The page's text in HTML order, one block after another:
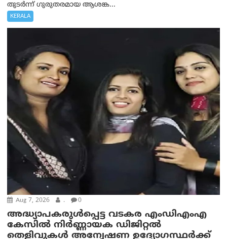
തുടർന്ന് ഗുരുതരമായ ആശങ്ക...
KERALA
Aug 7, 2026 . 0
അദ്ധ്യാപകരുള്‍പ്പെട്ട വടകര എംഡി‌എം‌എ
കേസില്‍ നിര്‍ണ്ണായക ഡിജിറ്റല്‍
തെളിവുകള്‍ അന്വേഷണ ഉദ്യോഗസ്ഥര്‍ക്ക്